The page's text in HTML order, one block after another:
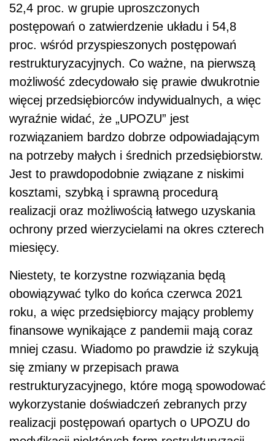
52,4 proc. w grupie uproszczonych
postępowań o zatwierdzenie układu i 54,8
proc. wśród przyspieszonych postępowań
restrukturyzacyjnych. Co ważne, na pierwszą
możliwość zdecydowało się prawie dwukrotnie
więcej przedsiębiorców indywidualnych, a więc
wyraźnie widać, że „UPOZU” jest
rozwiązaniem bardzo dobrze odpowiadającym
na potrzeby małych i średnich przedsiębiorstw.
Jest to prawdopodobnie związane z niskimi
kosztami, szybką i sprawną procedurą
realizacji oraz możliwością łatwego uzyskania
ochrony przed wierzycielami na okres czterech
miesięcy.
Niestety, te korzystne rozwiązania będą
obowiązywać tylko do końca czerwca 2021
roku, a więc przedsiębiorcy mający problemy
finansowe wynikające z pandemii mają coraz
mniej czasu. Wiadomo po prawdzie iż szykują
się zmiany w przepisach prawa
restrukturyzacyjnego, które mogą spowodować
wykorzystanie doświadczeń zebranych przy
realizacji postępowań opartych o UPOZU do